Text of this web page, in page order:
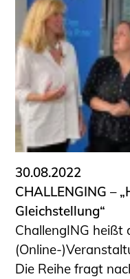
30.08.2022
CHALLENGING –
Gleichstellung“
ChallengING heißt
(Online-
Die Reihe fragt